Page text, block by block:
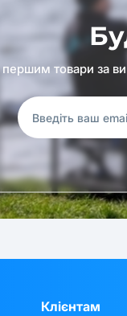
товари за
Клієнтам